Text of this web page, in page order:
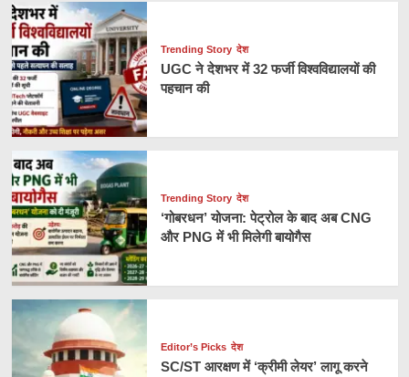
Trending Story देश
UGC ने देशभर में 32 फर्जी विश्वविद्यालयों की
पहचान की
Trending Story देश
‘गोबरधन’ योजना: पेट्रोल के बाद अब CNG
और PNG में भी मिलेगी बायोगैस
Editor’s Picks देश
SC/ST आरक्षण में ‘क्रीमी लेयर’ लागू करने